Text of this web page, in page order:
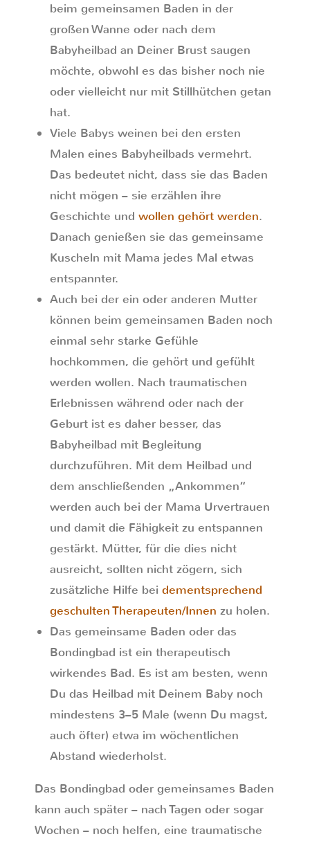
beim gemeinsamen Baden in der
großen Wanne oder nach dem
Babyheilbad an Deiner Brust saugen
möchte, obwohl es das bisher noch nie
oder vielleicht nur mit Stillhütchen getan
hat.
Viele Babys weinen bei den ersten
Malen eines Babyheilbads vermehrt.
Das bedeutet nicht, dass sie das Baden
nicht mögen – sie erzählen ihre
Geschichte und wollen gehört werden.
Danach genießen sie das gemeinsame
Kuscheln mit Mama jedes Mal etwas
entspannter.
Auch bei der ein oder anderen Mutter
können beim gemeinsamen Baden noch
einmal sehr starke Gefühle
hochkommen, die gehört und gefühlt
werden wollen. Nach traumatischen
Erlebnissen während oder nach der
Geburt ist es daher besser, das
Babyheilbad mit Begleitung
durchzuführen. Mit dem Heilbad und
dem anschließenden „Ankommen“
werden auch bei der Mama Urvertrauen
und damit die Fähigkeit zu entspannen
gestärkt. Mütter, für die dies nicht
ausreicht, sollten nicht zögern, sich
zusätzliche Hilfe bei dementsprechend
geschulten Therapeuten/Innen zu holen.
Das gemeinsame Baden oder das
Bondingbad ist ein therapeutisch
wirkendes Bad. Es ist am besten, wenn
Du das Heilbad mit Deinem Baby noch
mindestens 3–5 Male (wenn Du magst,
auch öfter) etwa im wöchentlichen
Abstand wiederholst.
Das Bondingbad oder gemeinsames Baden
kann auch später – nach Tagen oder sogar
Wochen – noch helfen, eine traumatische